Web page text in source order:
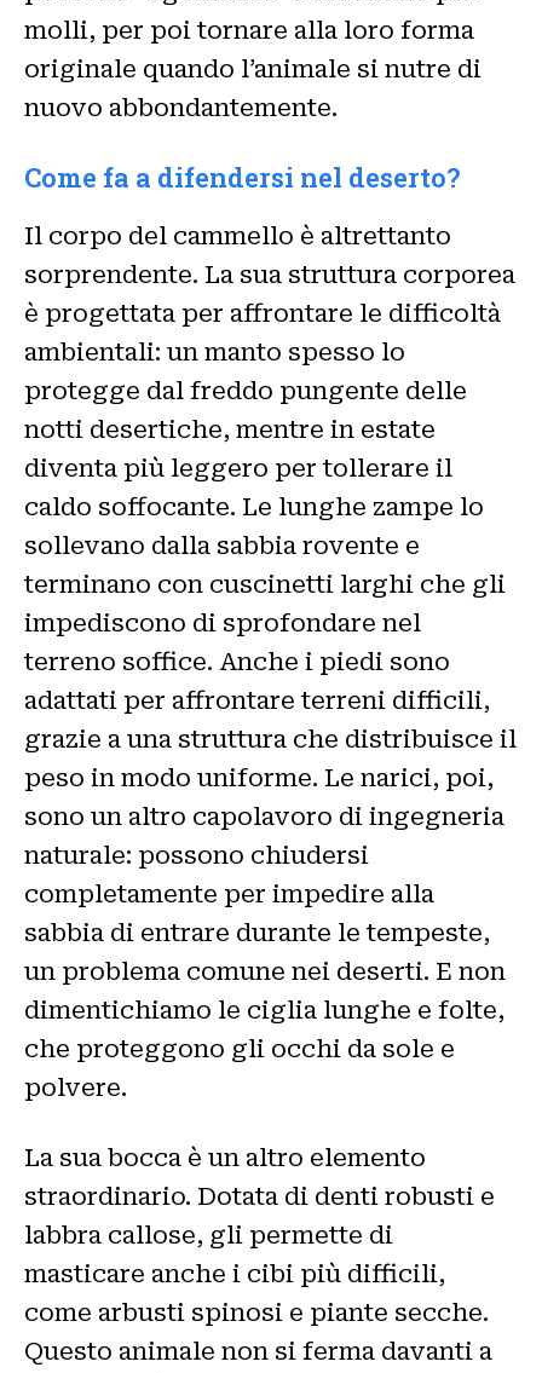
molli, per poi tornare alla loro forma
originale quando l’animale si nutre di
nuovo abbondantemente.
Come fa a difendersi nel deserto?
Il corpo del cammello è altrettanto
sorprendente. La sua struttura corporea
è progettata per affrontare le difficoltà
ambientali: un manto spesso lo
protegge dal freddo pungente delle
notti desertiche, mentre in estate
diventa più leggero per tollerare il
caldo soffocante. Le lunghe zampe lo
sollevano dalla sabbia rovente e
terminano con cuscinetti larghi che gli
impediscono di sprofondare nel
terreno soffice. Anche i piedi sono
adattati per affrontare terreni difficili,
grazie a una struttura che distribuisce il
peso in modo uniforme. Le narici, poi,
sono un altro capolavoro di ingegneria
naturale: possono chiudersi
completamente per impedire alla
sabbia di entrare durante le tempeste,
un problema comune nei deserti. E non
dimentichiamo le ciglia lunghe e folte,
che proteggono gli occhi da sole e
polvere.
La sua bocca è un altro elemento
straordinario. Dotata di denti robusti e
labbra callose, gli permette di
masticare anche i cibi più difficili,
come arbusti spinosi e piante secche.
Questo animale non si ferma davanti a